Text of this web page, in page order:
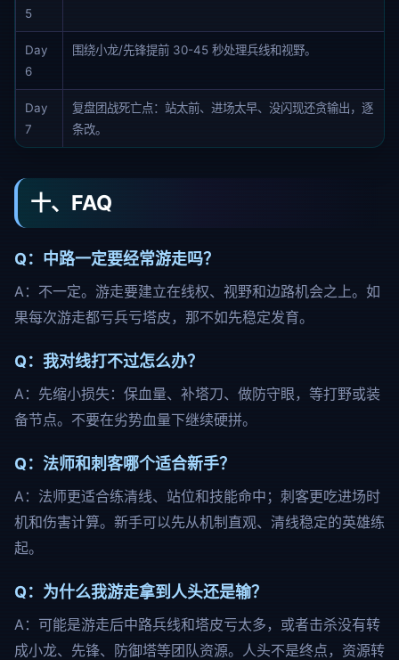
5
Day
6
围绕小龙/先锋提前 30-45 秒处理兵线和视野。
Day
7
复盘团战死亡点：站太前、进场太早、没闪现还贪输出，逐
条改。
十、FAQ
Q：中路一定要经常游走吗？
A：不一定。游走要建立在线权、视野和边路机会之上。如
果每次游走都亏兵亏塔皮，那不如先稳定发育。
Q：我对线打不过怎么办？
A：先缩小损失：保血量、补塔刀、做防守眼，等打野或装
备节点。不要在劣势血量下继续硬拼。
Q：法师和刺客哪个适合新手？
A：法师更适合练清线、站位和技能命中；刺客更吃进场时
机和伤害计算。新手可以先从机制直观、清线稳定的英雄练
起。
Q：为什么我游走拿到人头还是输？
A：可能是游走后中路兵线和塔皮亏太多，或者击杀没有转
成小龙、先锋、防御塔等团队资源。人头不是终点，资源转